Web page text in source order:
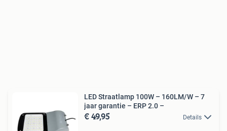
LED Straatlamp 100W – 160LM/W – 7
jaar garantie – ERP 2.0 –
€ 49,95 Details